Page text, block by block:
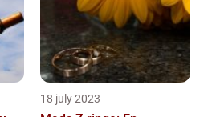
18 july 2023